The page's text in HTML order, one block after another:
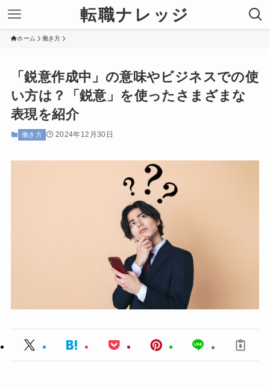
転職ナレッジ
ホーム 働き方
「鋭意作成中」の意味やビジネスでの使
い方は？「鋭意」を使ったさまざまな
表現を紹介
働き方 2024年12月30日